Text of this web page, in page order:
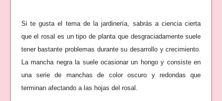
Si te gusta el tema de la jardinería, sabrás a ciencia cierta
que el rosal es un tipo de planta que desgraciadamente suele
tener bastante problemas durante su desarrollo y crecimiento.
La mancha negra la suele ocasionar un hongo y consiste en
una serie de manchas de color oscuro y redondas que
terminan afectando a las hojas del rosal.